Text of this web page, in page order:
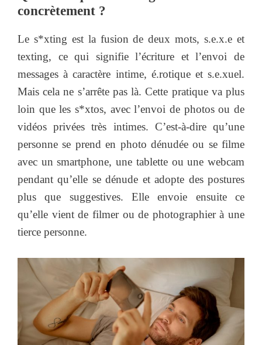
concrètement ?
Le s*xting est la fusion de deux mots, s.e.x.e et
texting, ce qui signifie l’écriture et l’envoi de
messages à caractère intime, é.rotique et s.e.xuel.
Mais cela ne s’arrête pas là. Cette pratique va plus
loin que les s*xtos, avec l’envoi de photos ou de
vidéos privées très intimes. C’est-à-dire qu’une
personne se prend en photo dénudée ou se filme
avec un smartphone, une tablette ou une webcam
pendant qu’elle se dénude et adopte des postures
plus que suggestives. Elle envoie ensuite ce
qu’elle vient de filmer ou de photographier à une
tierce personne.